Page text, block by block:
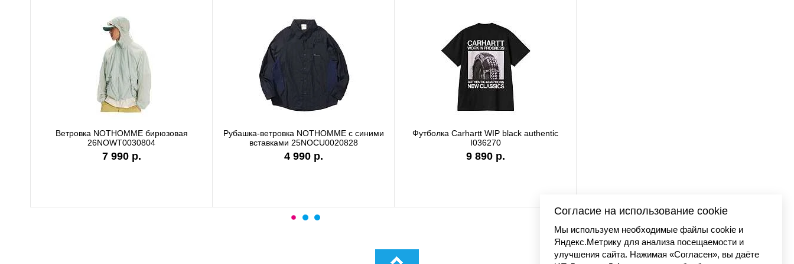
Ветровка NOTHOMME бирюзовая
26NOWT0030804
7 990 р.
Рубашка-ветровка NOTHOMME с синими
вставками 25NOCU0020828
4 990 р.
Футболка Carhartt WIP black authentic
I036270
9 890 р.
Согласие на использование cookie
Мы используем необходимые файлы cookie и
Яндекс.Метрику для анализа посещаемости и
улучшения сайта. Нажимая «Согласен», вы даёте